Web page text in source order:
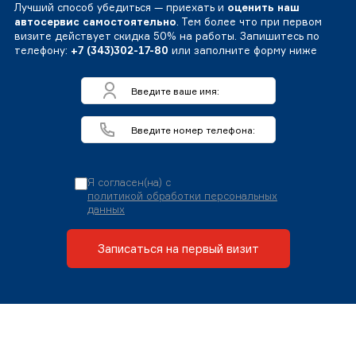
Лучший способ убедиться — приехать и оценить наш
автосервис самостоятельно. Тем более что при первом
визите действует скидка 50% на работы. Запишитесь по
телефону: +7 (343)302-17-80 или заполните форму ниже
Я согласен(на) с
политикой обработки персональных
данных
Записаться на первый визит